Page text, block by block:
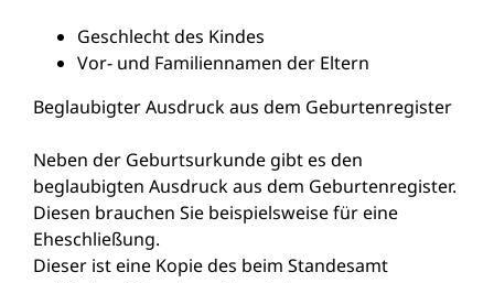
Geschlecht des Kindes
Vor- und Familiennamen der Eltern
Beglaubigter Ausdruck aus dem Geburtenregister
Neben der Geburtsurkunde gibt es den
beglaubigten Ausdruck aus dem Geburtenregister.
Diesen brauchen Sie beispielsweise für eine
Eheschließung.
Dieser ist eine Kopie des beim Standesamt